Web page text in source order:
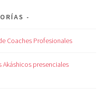
Coaches Profesionales
Akáshicos presenciales